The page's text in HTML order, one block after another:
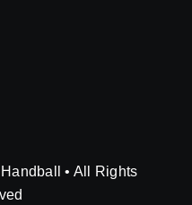
• All Rights